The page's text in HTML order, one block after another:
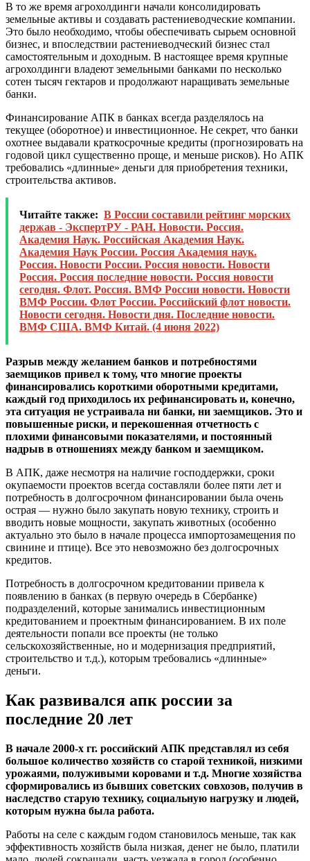
В то же время агрохолдинги начали консолидировать
земельные активы и создавать растениеводческие компании.
Это было необходимо, чтобы обеспечивать сырьем основной
бизнес, и впоследствии растениеводческий бизнес стал
самостоятельным и доходным. В настоящее время крупные
агрохолдинги владеют земельными банками по несколько
сотен тысяч гектаров и продолжают наращивать земельные
банки.
Финансирование АПК в банках всегда разделялось на
текущее (оборотное) и инвестиционное. Не секрет, что банки
охотнее выдавали краткосрочные кредиты (прогнозировать на
годовой цикл существенно проще, и меньше рисков). Но АПК
требовались «длинные» деньги для приобретения техники,
строительства активов.
Читайте также: В России составили рейтинг морских
держав - ЭкспертРУ - РАН. Новости. Россия.
Академия Наук. Российская Академия Наук.
Академия Наук России. Россия Академия наук.
Россия. Новости России. Россия новости. Новости
Россия. Россия последние новости. Россия новости
сегодня. Флот. Россия. ВМФ России новости. Новости
ВМФ России. Флот России. Российский флот новости.
Новости сегодня. Новости дня. Последние новости.
ВМФ США. ВМФ Китай. (4 июня 2022)
Разрыв между желанием банков и потребностями
заемщиков привел к тому, что многие проекты
финансировались короткими оборотными кредитами,
каждый год приходилось их рефинансировать и, конечно,
эта ситуация не устраивала ни банки, ни заемщиков. Это и
повышенные риски, и перекошенная отчетность с
плохими финансовыми показателями, и постоянный
надрыв в отношениях между банком и заемщиком.
В АПК, даже несмотря на наличие господдержки, сроки
окупаемости проектов всегда составляли более пяти лет и
потребность в долгосрочном финансировании была очень
острая — нужно было закупать новую технику, строить и
вводить новые мощности, закупать животных (особенно
актуально это было в начале процесса импортозамещения по
свинине и птице). Все это невозможно без долгосрочных
кредитов.
Потребность в долгосрочном кредитовании привела к
появлению в банках (в первую очередь в Сбербанке)
подразделений, которые занимались инвестиционным
кредитованием и проектным финансированием. В их поле
деятельности попали все проекты (не только
сельскохозяйственные, но и модернизация предприятий,
строительство и т.д.), которым требовались «длинные»
деньги.
Как развивался апк россии за
последние 20 лет
В начале 2000-х гг. российский АПК представлял из себя
большое количество хозяйств со старой техникой, низкими
урожаями, полуживыми коровами и т.д. Многие хозяйства
сформировались из бывших советских совхозов, получив в
наследство старую технику, социальную нагрузку и людей,
которым нужна была работа.
Работы на селе с каждым годом становилось меньше, так как
эффективность хозяйств была низкая, денег не было, платили